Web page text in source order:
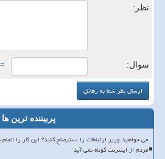
نظر:
سوال: = ۳ بعلاوه ۳
پربیننده ترین ها
می خواهید وزیر ارتباطات را استیضاح کنید؟ این کار را
مردم از اینترنت کوتاه نمی آید